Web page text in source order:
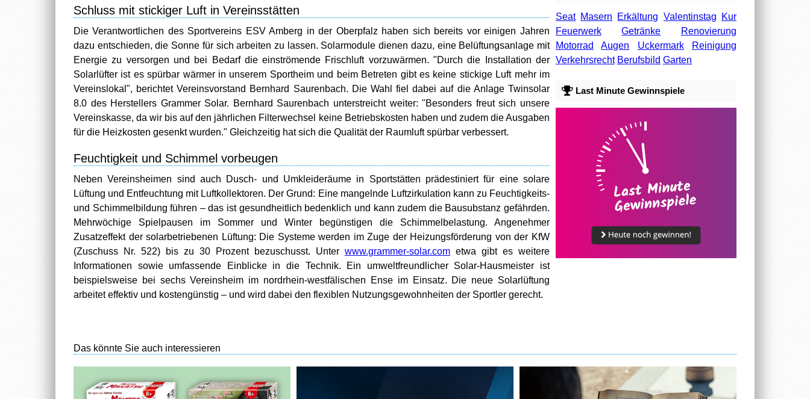
Schluss mit stickiger Luft in Vereinsstätten
Die Verantwortlichen des Sportvereins ESV Amberg in der Oberpfalz haben sich bereits vor einigen Jahren
dazu entschieden, die Sonne für sich arbeiten zu lassen. Solarmodule dienen dazu, eine Belüftungsanlage mit
Energie zu versorgen und bei Bedarf die einströmende Frischluft vorzuwärmen. "Durch die Installation der
Solarlüfter ist es spürbar wärmer in unserem Sportheim und beim Betreten gibt es keine stickige Luft mehr im
Vereinslokal", berichtet Vereinsvorstand Bernhard Saurenbach. Die Wahl fiel dabei auf die Anlage Twinsolar
8.0 des Herstellers Grammer Solar. Bernhard Saurenbach unterstreicht weiter: "Besonders freut sich unsere
Vereinskasse, da wir bis auf den jährlichen Filterwechsel keine Betriebskosten haben und zudem die Ausgaben
für die Heizkosten gesenkt wurden." Gleichzeitig hat sich die Qualität der Raumluft spürbar verbessert.
Feuchtigkeit und Schimmel vorbeugen
Neben Vereinsheimen sind auch Dusch- und Umkleideräume in Sportstätten prädestiniert für eine solare
Lüftung und Entfeuchtung mit Luftkollektoren. Der Grund: Eine mangelnde Luftzirkulation kann zu Feuchtigkeits-
und Schimmelbildung führen – das ist gesundheitlich bedenklich und kann zudem die Bausubstanz gefährden.
Mehrwöchige Spielpausen im Sommer und Winter begünstigen die Schimmelbelastung. Angenehmer
Zusatzeffekt der solarbetriebenen Lüftung: Die Systeme werden im Zuge der Heizungsförderung von der KfW
(Zuschuss Nr. 522) bis zu 30 Prozent bezuschusst. Unter www.grammer-solar.cometwa gibt es weitere
Informationen sowie umfassende Einblicke in die Technik. Ein umweltfreundlicher Solar-Hausmeister ist
beispielsweise bei sechs Vereinsheim im nordrhein-westfälischen Ense im Einsatz. Die neue Solarlüftung
arbeitet effektiv und kostengünstig – und wird dabei den flexiblen Nutzungsgewohnheiten der Sportler gerecht.
Seat Masern Erkältung Valentinstag
Kur
Feuerwerk
Getränke
Renovierung
Motorrad
Augen Uckermark
Reinigung
Verkehrsrecht Berufsbild Garten
Last Minute Gewinnspiele
Das könnte Sie auch interessieren